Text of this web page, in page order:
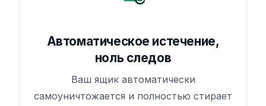
Автоматическое истечение,
ноль следов
Ваш ящик автоматически
самоуничтожается и полностью стирает